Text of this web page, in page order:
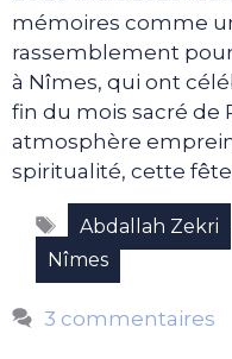
mémoires comme
rassemblement
à Nîmes, qui ont
fin du mois sacré de
atmosphère
spiritualité, cette
Étiquettes
Abdallah Zekri
Nîmes
3 commentaires